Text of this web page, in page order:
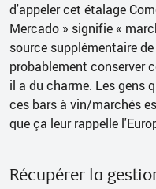
d'appeler cet étalage
Mercado » signifie «
source supplémentaire
probablement conserver
il a du charme. Les gens
ces bars à vin/marchés
que ça leur rappelle
Récupérer la